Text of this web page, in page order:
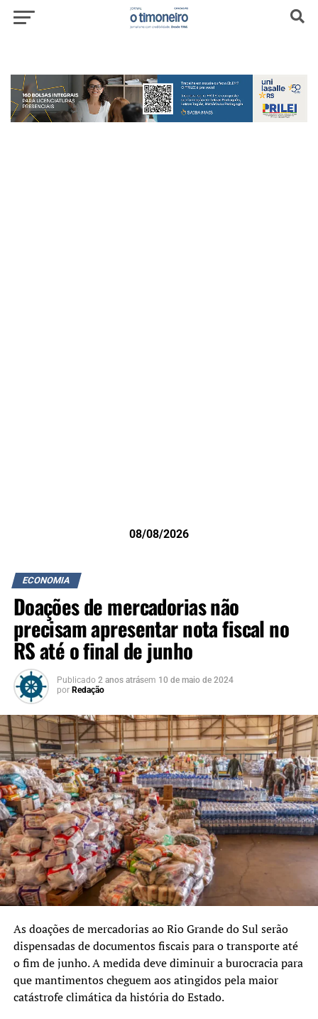
08/08/2026
ECONOMIA
Doações de mercadorias não
precisam apresentar nota fiscal no
RS até o final de junho
Publicado 2 anos atrásem 10 de maio de 2024
por Redação
As doações de mercadorias ao Rio Grande do Sul serão
dispensadas de documentos fiscais para o transporte até
o fim de junho. A medida deve diminuir a burocracia para
que mantimentos cheguem aos atingidos pela maior
catástrofe climática da história do Estado.